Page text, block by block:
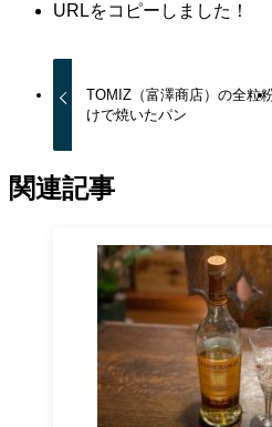
URLをコピーしました！
TOMIZ（富澤商店）の全粒
けで焼いたパン
関連記事